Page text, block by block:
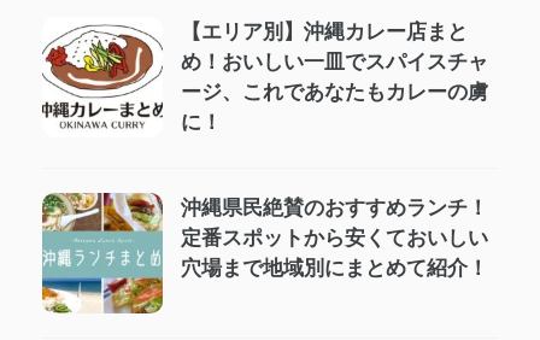
【エリア別】沖縄カレー店まと
め！おいしい一皿でスパイスチャ
ージ、これであなたもカレーの虜
に！
沖縄県民絶賛のおすすめランチ！
定番スポットから安くておいしい
穴場まで地域別にまとめて紹介！